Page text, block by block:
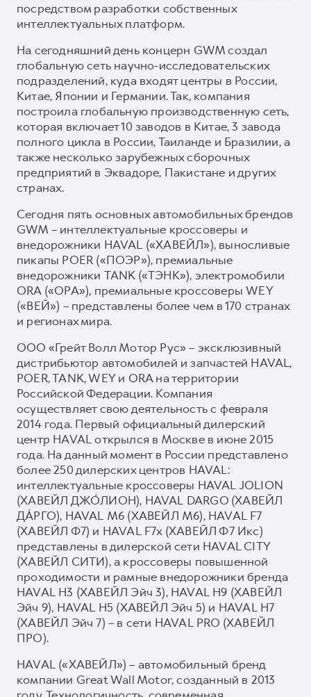
посредством разработки собственных
интеллектуальных платформ.
На сегодняшний день концерн GWM создал
глобальную сеть научно-исследовательских
подразделений, куда входят центры в России,
Китае, Японии и Германии. Так, компания
построила глобальную производственную сеть,
которая включает 10 заводов в Китае, 3 завода
полного цикла в России, Таиланде и Бразилии, а
также несколько зарубежных сборочных
предприятий в Эквадоре, Пакистане и других
странах.
Сегодня пять основных автомобильных брендов
GWM – интеллектуальные кроссоверы и
внедорожники HAVAL («ХАВЕЙЛ»), выносливые
пикапы POER («ПОЭР»), премиальные
внедорожники TANK («ТЭНК»), электромобили
ORA («ОРА»), премиальные кроссоверы WEY
(«ВЕЙ») – представлены более чем в 170 странах
и регионах мира.
ООО «Грейт Волл Мотор Рус» – эксклюзивный
дистрибьютор автомобилей и запчастей HAVAL,
POER, TANK, WEY и ORA на территории
Российской Федерации. Компания
осуществляет свою деятельность с февраля
2014 года. Первый официальный дилерский
центр HAVAL открылся в Москве в июне 2015
года. На данный момент в России представлено
более 250 дилерских центров HAVAL:
интеллектуальные кроссоверы HAVAL JOLION
(ХАВЕЙЛ ДЖО́ЛИОН), HAVAL DARGO (ХАВЕЙЛ
ДА́РГО), HAVAL М6 (ХАВЕЙЛ M6), HAVAL F7
(ХАВЕЙЛ Ф7) и HAVAL F7x (ХАВЕЙЛ Ф7 Икс)
представлены в дилерской сети HAVAL CITY
(ХАВЕЙЛ СИТИ), а кроссоверы повышенной
проходимости и рамные внедорожники бренда
HAVAL H3 (ХАВЕЙЛ Эйч 3), HAVAL H9 (ХАВЕЙЛ
Эйч 9), HAVAL H5 (ХАВЕЙЛ Эйч 5) и HAVAL H7
(ХАВЕЙЛ Эйч 7) – в сети HAVAL PRO (ХАВЕЙЛ
ПРО).
HAVAL («ХАВЕЙЛ») – автомобильный бренд
компании Great Wall Motor, созданный в 2013